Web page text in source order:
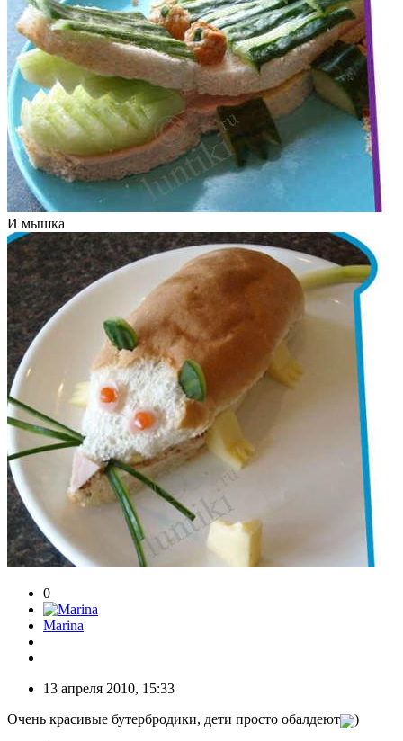
И мышка
0
Marina
13 апреля 2010, 15:33
Очень красивые бутербродики, дети просто обалдеют
)